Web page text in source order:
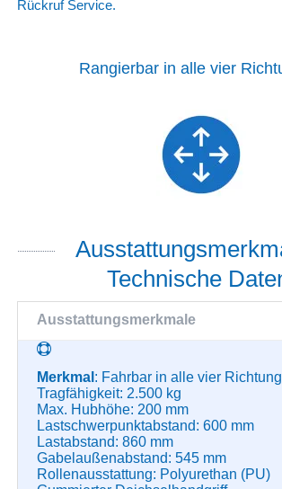
Rückruf Service.
Rangierbar in alle vier
Technische
Ausstattungsmerkmale
Merkmal : Fahrbar in alle vier
Tragfähigkeit: 2.500 kg
Max. Hubhöhe: 200 mm
Lastschwerpunktabstand: 600 mm
Lastabstand: 860 mm
Gabelaußenabstand: 545 mm
Rollenausstattung: Polyurethan (PU)